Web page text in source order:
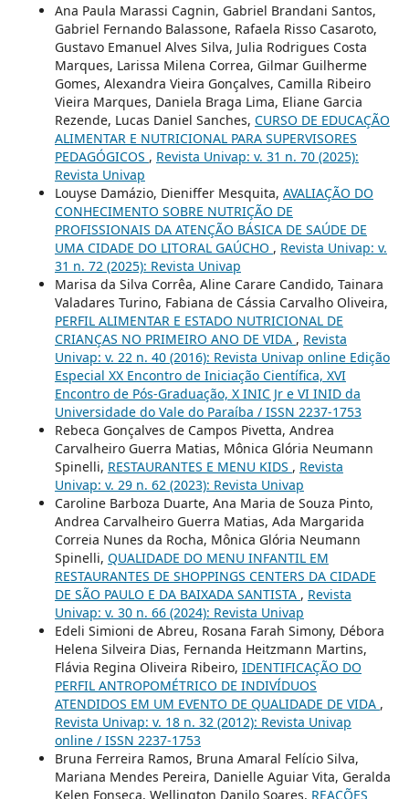
Ana Paula Marassi Cagnin, Gabriel Brandani Santos,
Gabriel Fernando Balassone, Rafaela Risso Casaroto,
Gustavo Emanuel Alves Silva, Julia Rodrigues Costa
Marques, Larissa Milena Correa, Gilmar Guilherme
Gomes, Alexandra Vieira Gonçalves, Camilla Ribeiro
Vieira Marques, Daniela Braga Lima, Eliane Garcia
Rezende, Lucas Daniel Sanches, CURSO DE EDUCAÇÃO
ALIMENTAR E NUTRICIONAL PARA SUPERVISORES
PEDAGÓGICOS , Revista Univap: v. 31 n. 70 (2025):
Revista Univap
Louyse Damázio, Dieniffer Mesquita, AVALIAÇÃO DO
CONHECIMENTO SOBRE NUTRIÇÃO DE
PROFISSIONAIS DA ATENÇÃO BÁSICA DE SAÚDE DE
UMA CIDADE DO LITORAL GAÚCHO , Revista Univap: v.
31 n. 72 (2025): Revista Univap
Marisa da Silva Corrêa, Aline Carare Candido, Tainara
Valadares Turino, Fabiana de Cássia Carvalho Oliveira,
PERFIL ALIMENTAR E ESTADO NUTRICIONAL DE
CRIANÇAS NO PRIMEIRO ANO DE VIDA , Revista
Univap: v. 22 n. 40 (2016): Revista Univap online Edição
Especial XX Encontro de Iniciação Científica, XVI
Encontro de Pós-Graduação, X INIC Jr e VI INID da
Universidade do Vale do Paraíba / ISSN 2237-1753
Rebeca Gonçalves de Campos Pivetta, Andrea
Carvalheiro Guerra Matias, Mônica Glória Neumann
Spinelli, RESTAURANTES E MENU KIDS , Revista
Univap: v. 29 n. 62 (2023): Revista Univap
Caroline Barboza Duarte, Ana Maria de Souza Pinto,
Andrea Carvalheiro Guerra Matias, Ada Margarida
Correia Nunes da Rocha, Mônica Glória Neumann
Spinelli, QUALIDADE DO MENU INFANTIL EM
RESTAURANTES DE SHOPPINGS CENTERS DA CIDADE
DE SÃO PAULO E DA BAIXADA SANTISTA , Revista
Univap: v. 30 n. 66 (2024): Revista Univap
Edeli Simioni de Abreu, Rosana Farah Simony, Débora
Helena Silveira Dias, Fernanda Heitzmann Martins,
Flávia Regina Oliveira Ribeiro, IDENTIFICAÇÃO DO
PERFIL ANTROPOMÉTRICO DE INDIVÍDUOS
ATENDIDOS EM UM EVENTO DE QUALIDADE DE VIDA ,
Revista Univap: v. 18 n. 32 (2012): Revista Univap
online / ISSN 2237-1753
Bruna Ferreira Ramos, Bruna Amaral Felício Silva,
Mariana Mendes Pereira, Danielle Aguiar Vita, Geralda
Kelen Fonseca, Wellington Danilo Soares, REAÇÕES